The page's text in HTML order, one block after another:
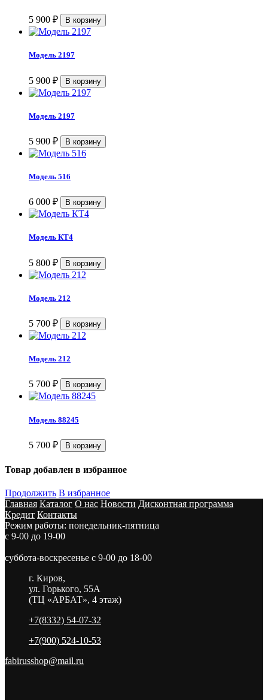
5 900 ₽
Модель 2197
5 900 ₽
Модель 2197
5 900 ₽
Модель 516
6 000 ₽
Модель КТ4
5 800 ₽
Модель 212
5 700 ₽
Модель 212
5 700 ₽
Модель 88245
5 700 ₽
Товар добавлен в избранное
Продолжить В избранное
Главная Каталог О нас Новости Дисконтная программа
Кредит Контакты
Режим работы: понедельник-пятница
с 9-00 до 19-00
суббота-воскресенье с 9-00 до 18-00
г. Киров,
ул. Горького, 55А
(ТЦ «АРБАТ», 4 этаж)
+7(8332) 54-07-32
+7(900) 524-10-53
fabirusshop@mail.ru